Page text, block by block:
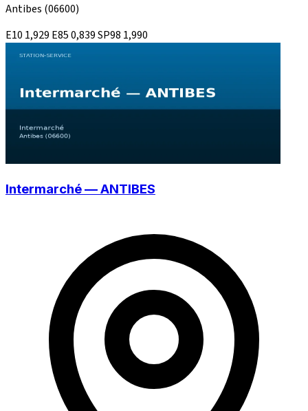
Antibes (06600)
E10 1,929 E850,839SP98 1,990
Intermarché — ANTIBES